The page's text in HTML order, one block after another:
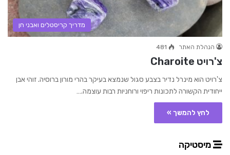
מדריך קריסטלים ואבני חן
הנהלת האתר 481
צ'רויט Charoite
צ'רויט הוא מינרל נדיר בצבע סגול שנמצא בעיקר בהרי מורון ברוסיה. זוהי אבן
ייחודית הקשורה לתכונות ריפוי ורוחניות רבות עוצמה.…
לחץ להמשך »
מיסטיקה